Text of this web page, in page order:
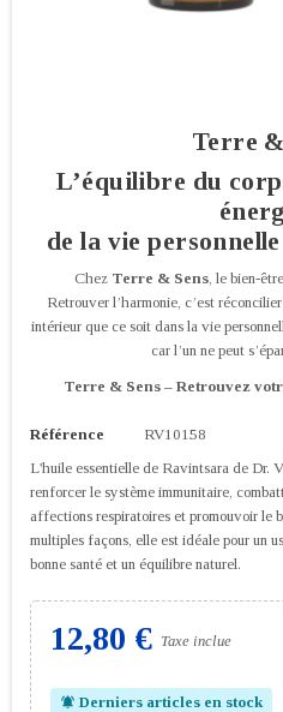
Terre
L’équilibre du
de la vie
Chez Terre & Sens, le bien-
Retrouver l’harmonie, c’est
intérieur que ce soit dans la vie
car l’un ne peut
Terre & Sens – Retrouvez
Référence
RV10158
L'huile essentielle de Ravintsara de Dr.
renforcer le système immunitaire,
affections respiratoires et promouvoir le
multiples façons, elle est idéale pour un
bonne santé et un équilibre naturel.
12,80 € Taxe inclue
notifications_active Derniers articles en stock